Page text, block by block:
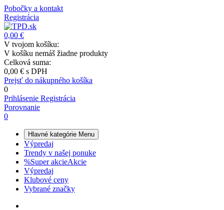
Pobočky a kontakt
Registrácia
0,00 €
V tvojom košíku:
V košíku nemáš žiadne produkty
Celková suma:
0,00 € s DPH
Prejsť do nákupného košíka
0
Prihlásenie Registrácia
Porovnanie
0
Hlavné kategórie Menu
Výpredaj
Trendy v našej ponuke
%Super akcieAkcie
Výpredaj
Klubové ceny
Vybrané značky